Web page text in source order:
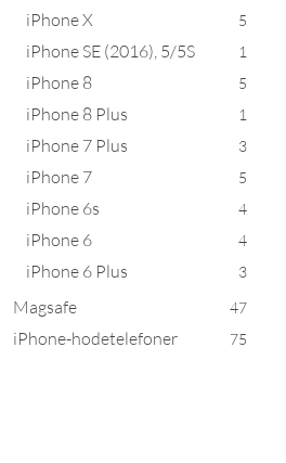
iPhone X 5
iPhone SE (2016), 5/5S 1
iPhone 8 5
iPhone 8 Plus 1
iPhone 7 Plus 3
iPhone 7 5
iPhone 6s 4
iPhone 6 4
iPhone 6 Plus 3
Magsafe 47
iPhone-hodetelefoner 75